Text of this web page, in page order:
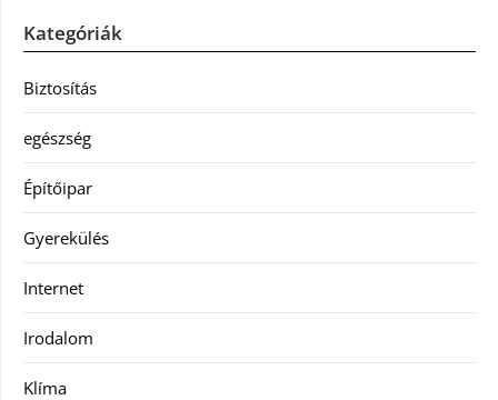
Kategóriák
Biztosítás
egészség
Építőipar
Gyerekülés
Internet
Irodalom
Klíma